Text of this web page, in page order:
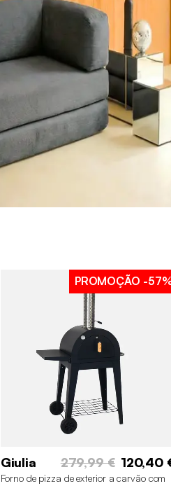
PROMOÇÃO -
Giulia 279,99 € 120,40
Forno de pizza de exterior a carvão com